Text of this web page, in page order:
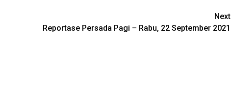
Next
Reportase Persada Pagi – Rabu, 22 September 2021